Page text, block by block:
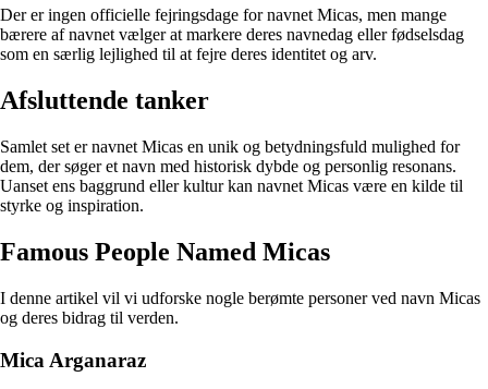
Der er ingen officielle fejringsdage for navnet Micas, men mange
bærere af navnet vælger at markere deres navnedag eller fødselsdag
som en særlig lejlighed til at fejre deres identitet og arv.
Afsluttende tanker
Samlet set er navnet Micas en unik og betydningsfuld mulighed for
dem, der søger et navn med historisk dybde og personlig resonans.
Uanset ens baggrund eller kultur kan navnet Micas være en kilde til
styrke og inspiration.
Famous People Named Micas
I denne artikel vil vi udforske nogle berømte personer ved navn Micas
og deres bidrag til verden.
Mica Arganaraz